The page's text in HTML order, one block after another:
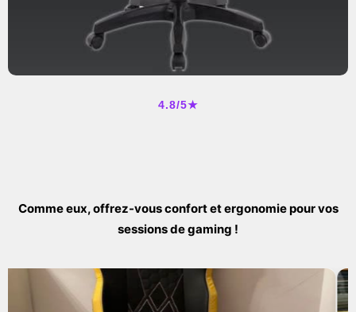
4.8/5★
Comme eux, offrez-vous confort et ergonomie pour vos
sessions de gaming !